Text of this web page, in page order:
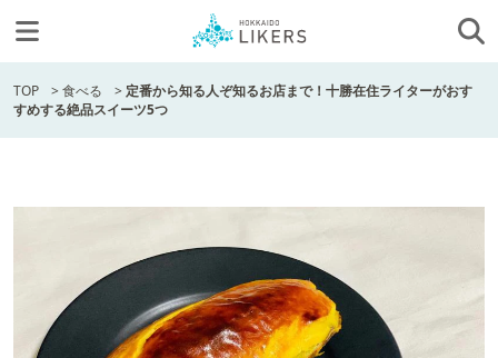
TOP >食べる > 定番から知る人ぞ知るお店まで！十勝在住ライターがおす
すめする絶品スイーツ5つ